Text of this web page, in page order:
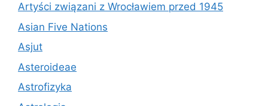
Artyści związani z Wrocławiem przed 1945
Asian Five Nations
Asjut
Asteroideae
Astrofizyka